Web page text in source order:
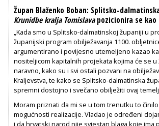
Župan Blaženko Boban: Splitsko-
Krunidbe kralja Tomislavapozicionira se kao
„Kada smo u Splitsko-dalmatinskoj županiji u
županijski program obilježavanja 1100.
argumentirano i povijesno utemeljeno kazao
nositeljicom kapitalnih projekata kojima će se
naravno, kako su i svi ostali pozvani na
Kraljevstva, te kako se Splitsko-dalmatinska
spremni dostojno i svečano obilježiti ovaj
Moram priznati da mi se u tom trenutku to
mogućnosti realizacije. Vladao je određeni
i da hrvatski narod nije svjestan blaga koje